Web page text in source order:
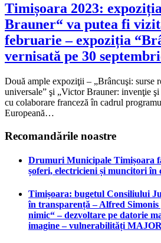
Timișoara 2023:
Brauner“ va putea fi
februarie – expoziția
vernisată pe 30
Două ample expoziţii – „Brâncuşi: surse
universale” şi „Victor Brauner: invenţie
cu colaborare franceză în cadrul
Europeană…
Recomandările noastre
Drumuri Municipale Timișoara
șoferi, electricieni și muncitori în
Timișoara: bugetul Consiliului
în transparență – Alfred
nimic“ – dezvoltare pe datorie
imagine – vulnerabilități